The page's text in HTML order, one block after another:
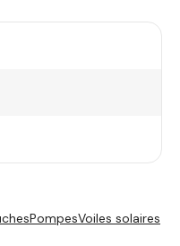
PompesVoiles solaires